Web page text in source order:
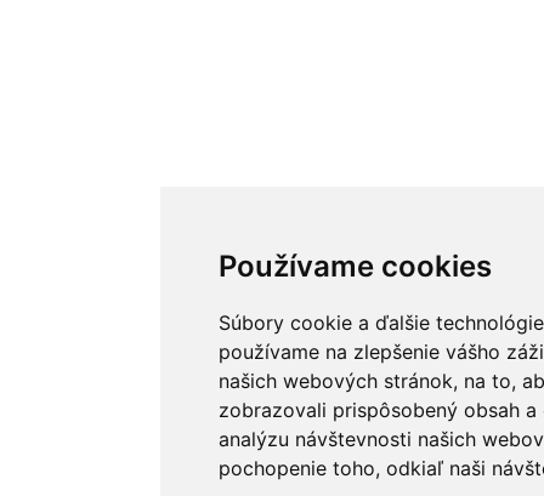
Používame cookies
Súbory cookie a ďalšie
používame na zlepšenie vášho
našich webových stránok, na to,
zobrazovali prispôsobený obsah a
analýzu návštevnosti našich
pochopenie toho, odkiaľ naši